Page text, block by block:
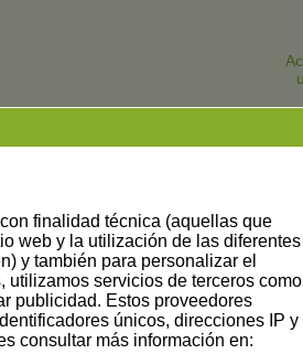
finalidad técnica (aquellas que
web y la utilización de las diferentes
y también para personalizar el
utilizamos servicios de terceros como
publicidad. Estos proveedores
únicos, direcciones IP y
consultar más información en: